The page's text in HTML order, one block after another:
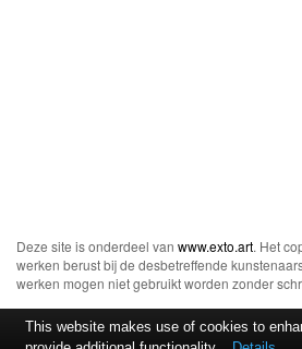
Deze site is onderdeel van www.exto.art. Het
werken berust bij de desbetreffende
werken mogen niet gebruikt worden zonder
This website makes use of cookies to